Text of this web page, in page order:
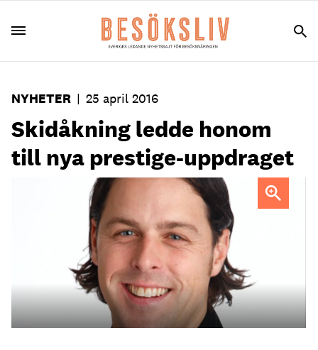
NYHETER | 25 april 2016
Skidåkning ledde honom
till nya prestige-uppdraget
Johan Larson är ny ordförande för Visita Mellersta.